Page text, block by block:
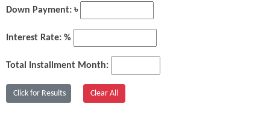
Down Payment: ৳
Interest Rate: %
Total Installment Month: